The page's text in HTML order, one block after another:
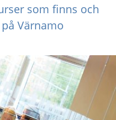
som finns och
Värnamo